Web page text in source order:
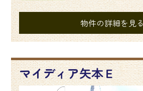
物件の詳細を見る
マイディア矢本Ｅ